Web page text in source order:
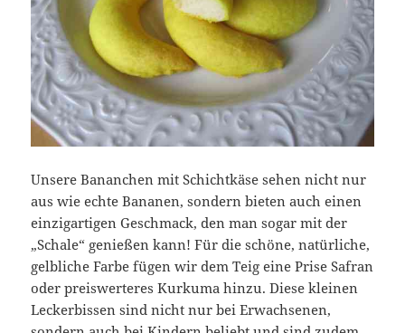
Unsere Bananchen mit Schichtkäse sehen nicht nur
aus wie echte Bananen, sondern bieten auch einen
einzigartigen Geschmack, den man sogar mit der
„Schale“ genießen kann! Für die schöne, natürliche,
gelbliche Farbe fügen wir dem Teig eine Prise Safran
oder preiswerteres Kurkuma hinzu. Diese kleinen
Leckerbissen sind nicht nur bei Erwachsenen,